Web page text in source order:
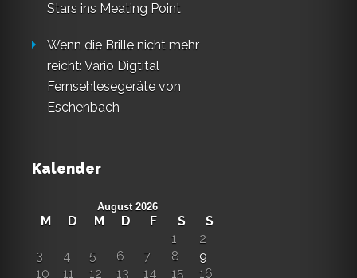
Stars ins Meating Point
Wenn die Brille nicht mehr
reicht: Vario Digtital
Fernsehlesegeräte von
Eschenbach
Kalender
August 2026
M D M D F S
S
1
2
3
4 5 6 7 8
9
10
11 12 13 14 15 16